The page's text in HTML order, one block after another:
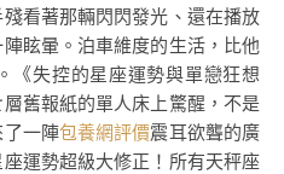
看著那輛閃閃發光、還在播放
眩暈。泊車維度的生活，比他
《失控的星座運勢與單戀狂想
舊報紙的單人床上驚醒，不是
一陣包養網評價震耳欲聾的廣
運勢超級大修正！所有天秤座